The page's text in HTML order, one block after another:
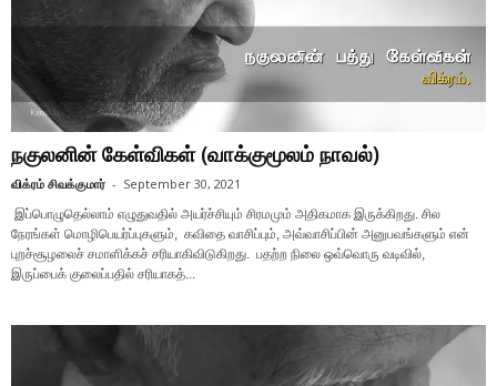
நகுலனின் கேள்விகள் (வாக்குமூலம் நாவல்)
விக்ரம் சிவக்குமார் - September 30, 2021
இப்பொழுதெல்லாம் எழுதுவதில் அயர்ச்சியும் சிரமமும் அதிகமாக இருக்கிறது. சில
நேரங்கள் மொழிபெயர்ப்புகளும், கவிதை வாசிப்பும், அவ்வாசிப்பின் அனுபவங்களும் என்
புறச்சூழலைச் சமாளிக்கச் சரியாகிவிடுகிறது. பதற்ற நிலை ஒவ்வொரு வடிவில்,
இருப்பைக் குலைப்பதில் சரியாகத்...